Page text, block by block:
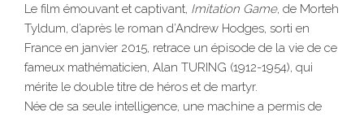
Le film émouvant et captivant, Imitation Game, de Morteh
Tyldum, d’après le roman d’Andrew Hodges, sorti en
France en janvier 2015, retrace un épisode de la vie de ce
fameux mathématicien, Alan TURING (1912-1954), qui
mérite le double titre de héros et de martyr.
Née de sa seule intelligence, une machine a permis de